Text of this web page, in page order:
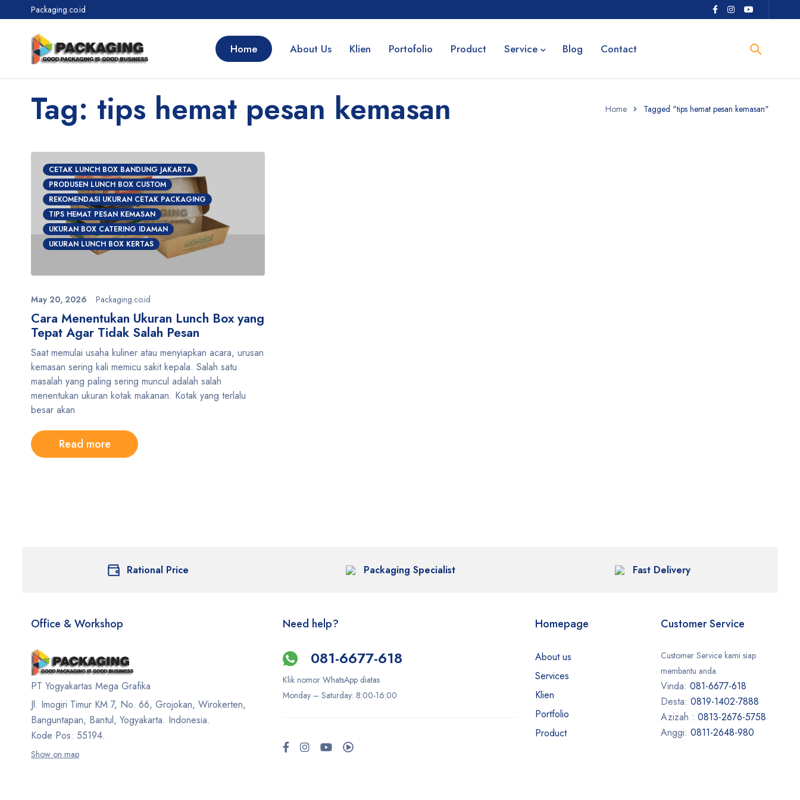
Packaging.co.id
Home About Us Klien Portofolio Product Service Blog Contact
Home Tagged "tips hemat pesan kemasan"
Tag: tips hemat pesan kemasan
CETAK LUNCH BOX BANDUNG JAKARTA
PRODUSEN LUNCH BOX CUSTOM
REKOMENDASI UKURAN CETAK PACKAGING
TIPS HEMAT PESAN KEMASAN
UKURAN BOX CATERING IDAMAN
UKURAN LUNCH BOX KERTAS
May 20, 2026 Packaging.co.id
Cara Menentukan Ukuran Lunch Box yang
Tepat Agar Tidak Salah Pesan
Saat memulai usaha kuliner atau menyiapkan acara, urusan
kemasan sering kali memicu sakit kepala. Salah satu
masalah yang paling sering muncul adalah salah
menentukan ukuran kotak makanan. Kotak yang terlalu
besar akan
Read more
Rational Price Packaging Specialist Fast Delivery
Office & Workshop
PT Yogyakartas Mega Grafika
Jl. Imogiri Timur KM 7, No. 66, Grojokan, Wirokerten,
Banguntapan, Bantul, Yogyakarta. Indonesia.
Kode Pos: 55194.
Show on map
Need help?
081-6677-618
Klik nomor WhatsApp diatas
Monday –Saturday: 8:00-16:00
Homepage
About us
Services
Klien
Portfolio
Product
Customer Service
Customer Service kami siap
membantu anda
Vinda:081-6677-618
Desta:0819-1402-7888
Azizah :0813-2676-5758
Anggi:0811-2648-980